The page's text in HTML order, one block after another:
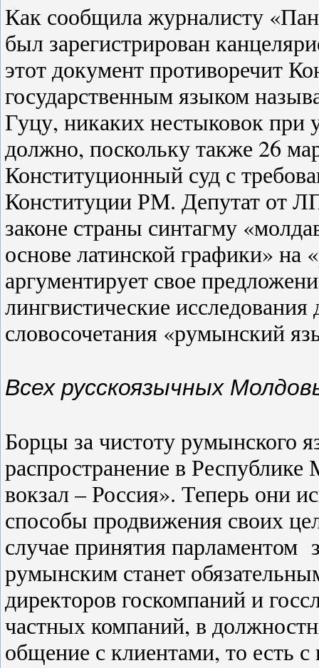
Как сообщила журналисту
был зарегистрирован
этот документ противоречит
государственным языком
Гуцу, никаких нестыковок при
должно, поскольку также 26
Конституционный суд с
Конституции РМ. Депутат от
законе страны синтагму
основе латинской графики»
аргументирует свое
лингвистические
словосочетания «румынский
Всех русскоязычных
Борцы за чистоту румынского
распространение в
вокзал – Россия». Теперь они
способы продвижения своих
случае принятия парламентом
румынским станет
директоров госкомпаний и
частных компаний, в
общение с клиентами, то есть с